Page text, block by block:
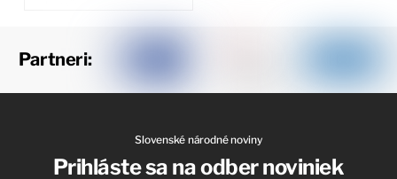
Partneri:
Slovenské národné noviny
Prihláste sa na odber noviniek